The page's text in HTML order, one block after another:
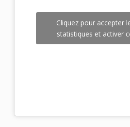
Cliquez pour accepter
statistiques et activer